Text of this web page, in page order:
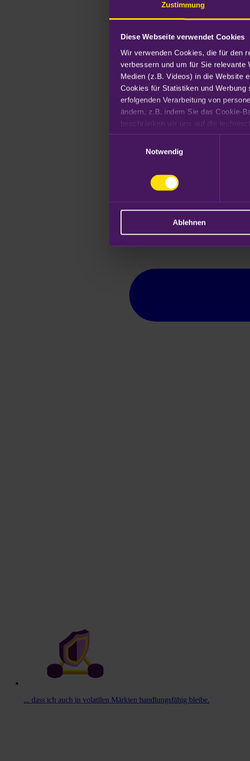
Zustimmung
Diese Webseite verwendet Cookies
Wir verwenden Cookies, die für den
verbessern und um für Sie relevante
Medien (z.B. Videos) in die Website
Cookies für Statistiken und
erfolgenden Verarbeitung von
ändern, z.B. indem Sie das Cookie-
Datenschutzhinweisen.
Notwendig
Ablehnen
... dass ich auch in volatilen Märkten handlungsfähig bleibe.